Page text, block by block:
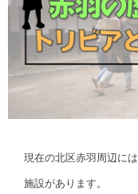
現在の北区赤羽周辺に
施設があります。